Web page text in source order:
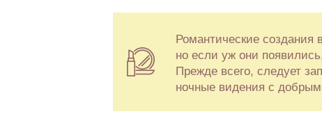
Романтические создания
но если уж они
Прежде всего, следует
ночные видения с